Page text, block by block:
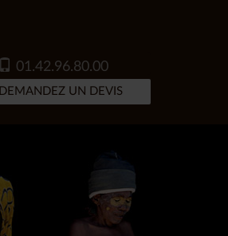
01.42.96.80.00
DEMANDEZ UN DEVIS